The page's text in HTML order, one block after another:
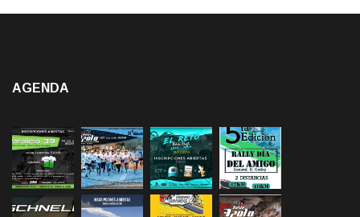
AGENDA